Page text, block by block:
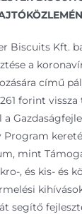
Biscuits Kft.
a
című
forint
Program
mint
, és kis- és
segítő